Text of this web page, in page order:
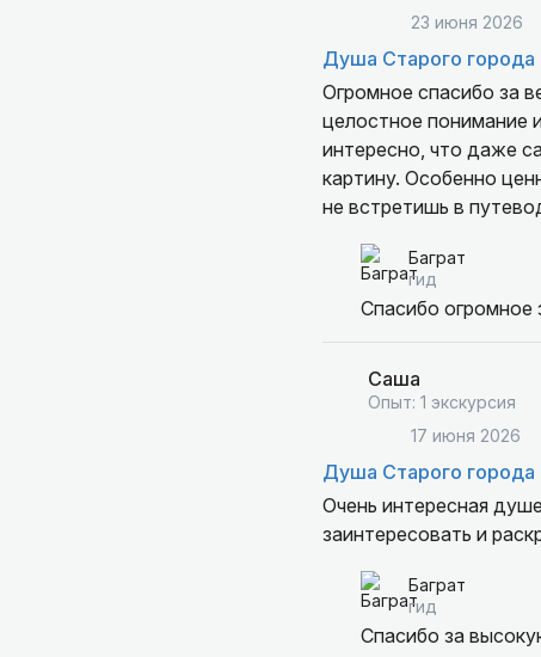
23 июня 2026
Душа Старого города
Огромное спасибо за
целостное понимание
интересно, что даже
картину. Особенно
не встретишь в
Обязательно будем
Баграт
гид
Спасибо огромное
Саша
Опыт: 1 экскурсия
17 июня 2026
Душа Старого города
Очень интересная
заинтересовать и
Баграт
гид
Спасибо за